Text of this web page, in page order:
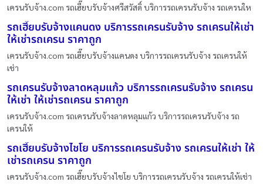
เครนรับจ้าง.com รถเฮี๊ยบรับจ้างศรีสวัสดิ์ บริการรถเครนรับจ้าง รถเครนให
รถเฮี๊ยบรับจ้างแคนดง บริการรถเครนรับจ้าง รถเครนให้เช่า
ให้เช่ารถเครน ราคาถูก
เครนรับจ้าง.com รถเฮี๊ยบรับจ้างแคนดง บริการรถเครนรับจ้าง รถเครนให้
เช่า
รถเครนรับจ้างลาดหลุมแก้ว บริการรถเครนรับจ้าง รถเครน
ให้เช่า ให้เช่ารถเครน ราคาถูก
เครนรับจ้าง.com รถเครนรับจ้างลาดหลุมแก้ว บริการรถเครนรับจ้าง รถ
เครนให้
รถเฮี๊ยบรับจ้างไชโย บริการรถเครนรับจ้าง รถเครนให้เช่า ให้
เช่ารถเครน ราคาถูก
เครนรับจ้าง.com รถเฮี๊ยบรับจ้างไชโย บริการรถเครนรับจ้าง รถเครนให้เช่า